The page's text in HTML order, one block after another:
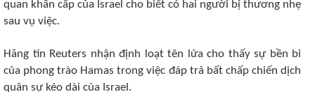
quan khẩn cấp của Israel cho biết có hai người bị thương nhẹ
sau vụ việc.
Hãng tin Reuters nhận định loạt tên lửa cho thấy sự bền bỉ
của phong trào Hamas trong việc đáp trả bất chấp chiến dịch
quân sự kéo dài của Israel.